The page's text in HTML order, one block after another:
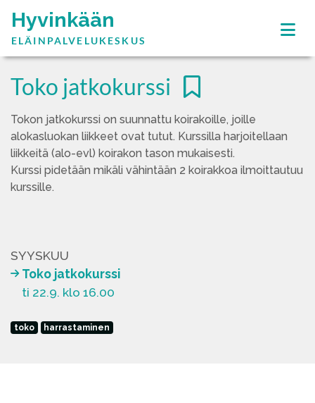
Hyvinkään
ELÄINPALVELUKESKUS
Toko jatkokurssi
Tokon jatkokurssi on suunnattu koirakoille, joille
alokasluokan liikkeet ovat tutut. Kurssilla harjoitellaan
liikkeitä (alo-evl) koirakon tason mukaisesti.
Kurssi pidetään mikäli vähintään 2 koirakkoa ilmoittautuu
kurssille.
SYYSKUU
Toko jatkokurssi
ti 22.9. klo 16.00
toko harrastaminen